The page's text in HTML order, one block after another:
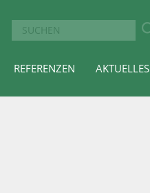
REFERENZEN AKTUELLES